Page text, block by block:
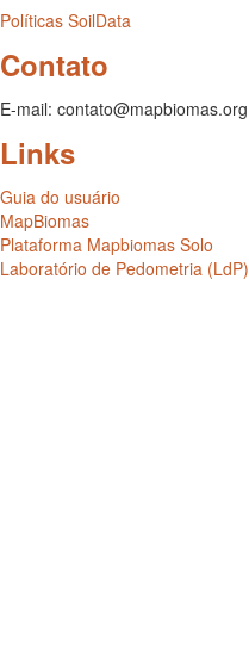
Políticas SoilData
Contato
E-mail: contato@mapbiomas.org
Links
Guia do usuário
MapBiomas
Plataforma Mapbiomas Solo
Laboratório de Pedometria (LdP)